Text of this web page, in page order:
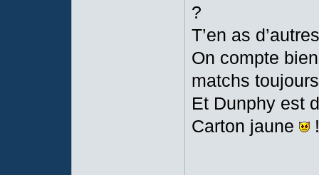
?
T’en as
On compte
matchs
Et Dunphy est
Carton jaune
!